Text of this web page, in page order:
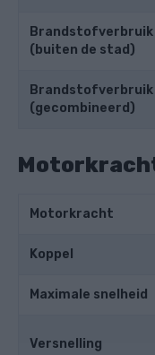
Brandstofverbruik
(buiten de stad)
Brandstofverbruik
(gecombineerd)
Motorkracht
Koppel
Maximale snelheid
Versnelling